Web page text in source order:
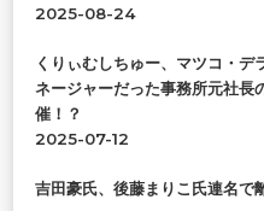
2025-08-24
くりぃむしちゅー、マツコ・
ネージャーだった事務所元社長
催！？
2025-07-12
吉田豪氏、後藤まりこ氏連名で